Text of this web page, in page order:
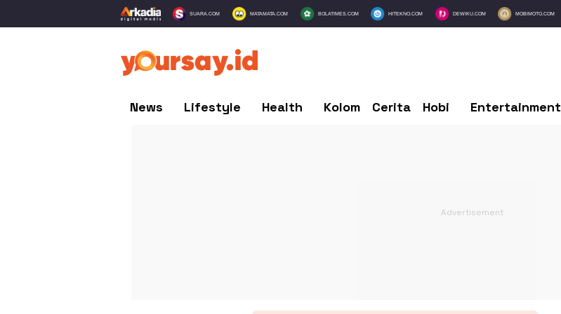
SUARA.COM MATAMATA.COM BOLATIMES.COM HITEKNO.COM DEWIKU.COM MOBIMOTO.COM
News Lifestyle Health Kolom Cerita Hobi Entertainment